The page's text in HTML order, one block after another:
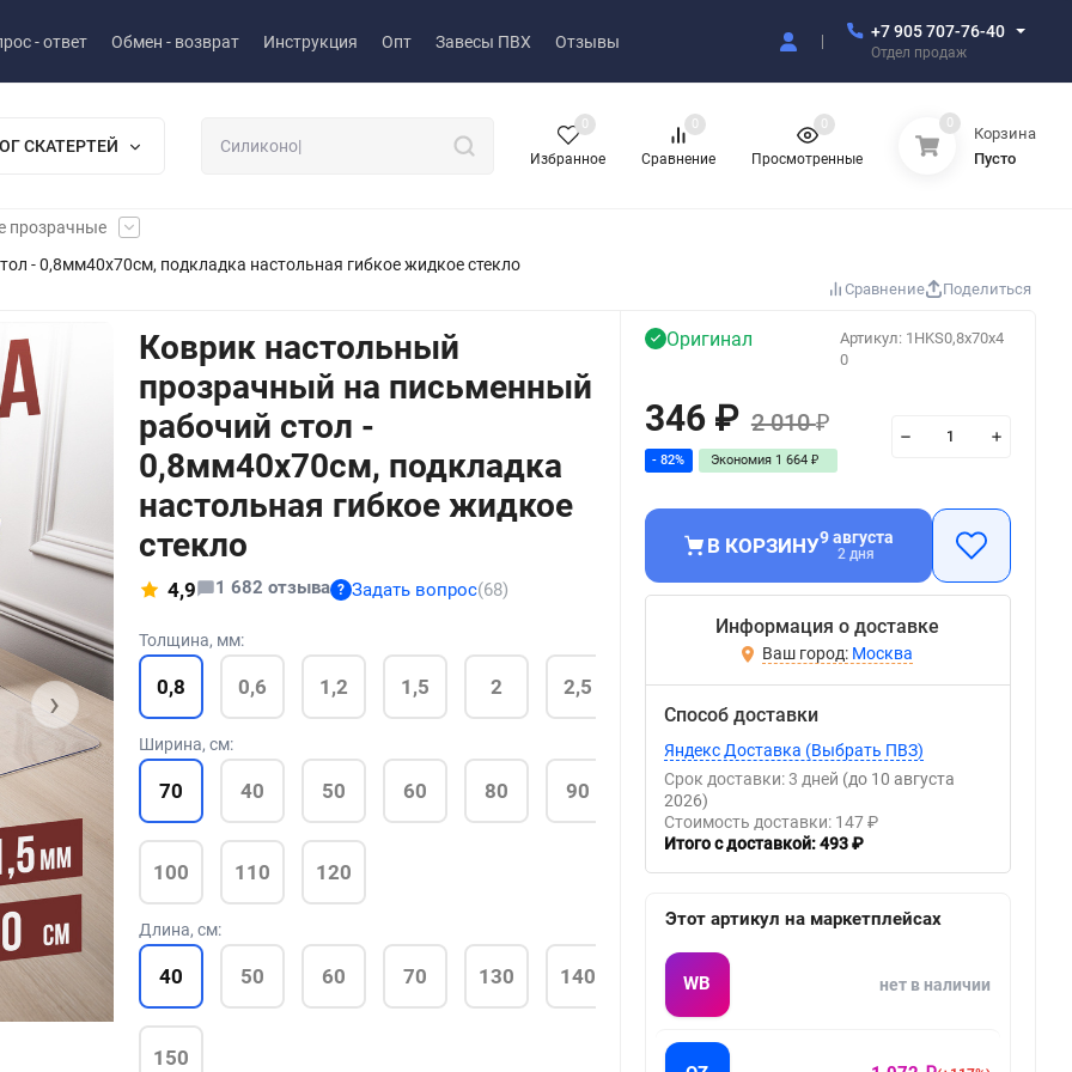
- ответ Обмен - возврат Инструкция Опт Завесы ПВХ Отзывы
+7 905 707-76-40
Отдел продаж
СКАТЕРТЕЙ
Избранное
0
Сравнение
0
Просмотренные
0 0
Корзина
Пусто
прозрачные
- 0,8мм40x70см, подкладка настольная гибкое жидкое стекло
Сравнение Поделиться
›
Коврик настольный
прозрачный на письменный
рабочий стол -
0,8мм40x70см, подкладка
настольная гибкое жидкое
стекло
4,9 1 682 отзыва ? Задать вопрос(68)
Толщина, мм:
0,8 0,6 1,2 1,5 2 2,5
Ширина, см:
70 40 50 60 80 90
100 110 120
Длина, см:
40 50 60 70 130 140
150
Артикул: 1HKS0,8x70x4
0
Оригинал
346 ₽ 2 010₽
- 82% Экономия 1 664 ₽
В КОРЗИНУ9 августа
2 дня
Информация о доставке
Москва
Способ доставки
Яндекс Доставка (Выбрать ПВЗ)
Срок доставки: 3 дней (до 10 августа
2026)
Стоимость доставки: 147 ₽
Итого с доставкой: 493 ₽
Этот артикул на маркетплейсах
WB нет в наличии